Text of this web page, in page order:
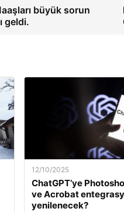
büyük sorun
geldi.
12/10/2025
ChatGPT’ye
ve Acrobat
yenilenecek?